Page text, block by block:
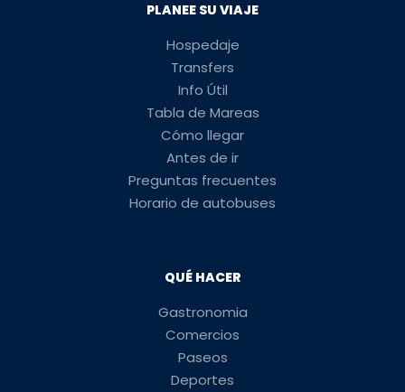
PLANEE SU VIAJE
Hospedaje
Transfers
Info Útil
Tabla de Mareas
Cómo llegar
Antes de ir
Preguntas frecuentes
Horario de autobuses
QUÉ HACER
Gastronomia
Comercios
Paseos
Deportes